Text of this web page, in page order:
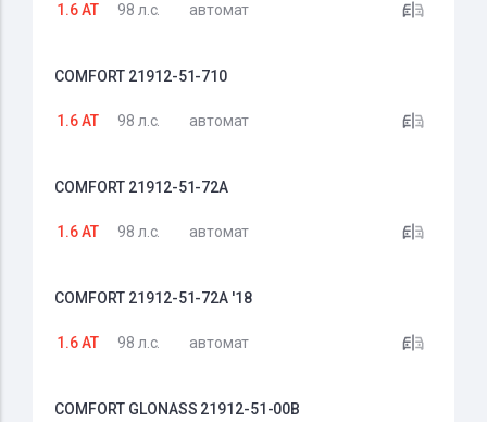
1.6 AT 98 л.с. автомат
COMFORT 21912-51-710
1.6 AT 98 л.с. автомат
COMFORT 21912-51-72A
1.6 AT 98 л.с. автомат
COMFORT 21912-51-72A '18
1.6 AT 98 л.с. автомат
COMFORT GLONASS 21912-51-00B